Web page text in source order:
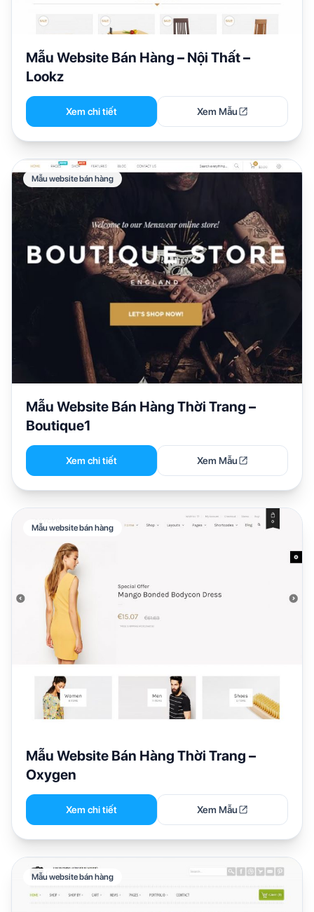
Mẫu Website Bán Hàng – Nội Thất –
Lookz
Xem chi tiết Xem Mẫu
Mẫu website bán hàng
Mẫu Website Bán Hàng Thời Trang –
Boutique1
Xem chi tiết Xem Mẫu
Mẫu website bán hàng
Mẫu Website Bán Hàng Thời Trang –
Oxygen
Xem chi tiết Xem Mẫu
Mẫu website bán hàng